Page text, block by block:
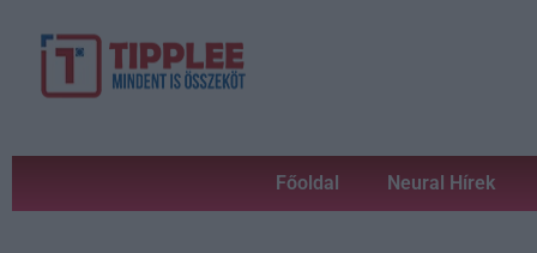
Főoldal Neural Hírek